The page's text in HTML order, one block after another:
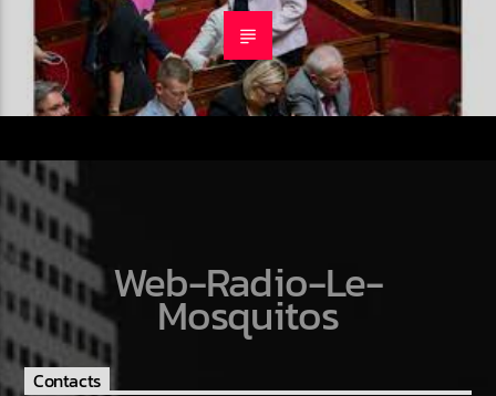
Web-Radio-Le-
Mosquitos
Contacts